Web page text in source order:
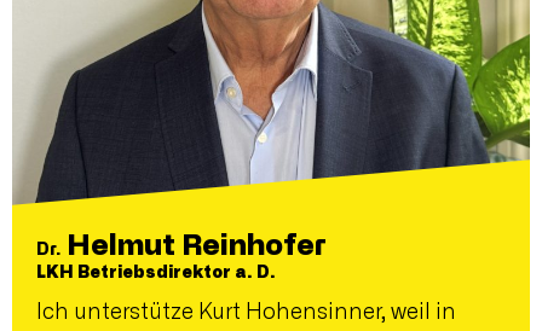
Dr. Helmut Reinhofer
LKH Betriebsdirektor a. D.
Ich unterstütze Kurt Hohensinner, weil in